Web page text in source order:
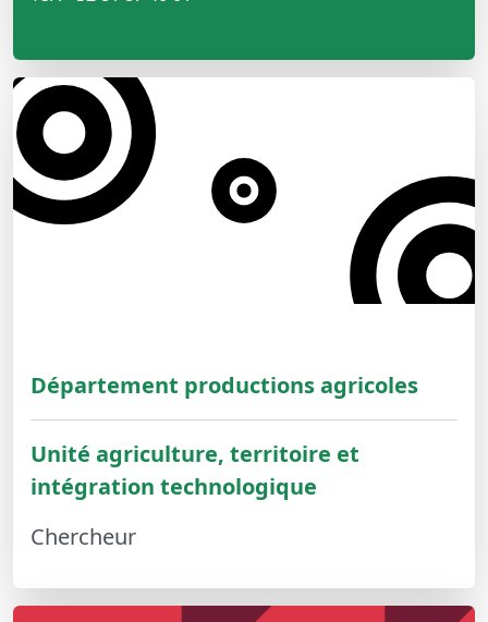
Département productions agricoles
Unité agriculture, territoire et
intégration technologique
Chercheur